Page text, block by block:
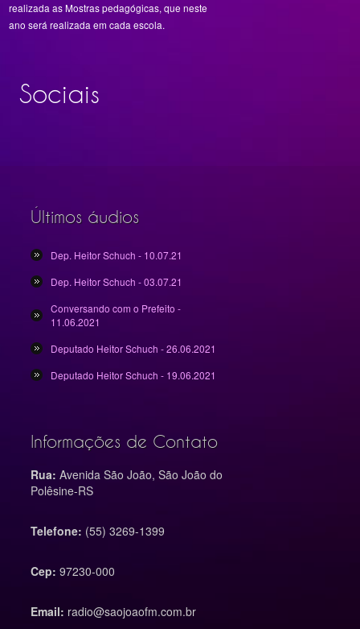
realizada as Mostras pedagógicas, que neste
ano será realizada em cada escola.
Sociais
Últimos áudios
Dep. Heitor Schuch - 10.07.21
Dep. Heitor Schuch - 03.07.21
Conversando com o Prefeito -
11.06.2021
Deputado Heitor Schuch - 26.06.2021
Deputado Heitor Schuch - 19.06.2021
Informações de Contato
Rua: Avenida São João, São João do
Polêsine-RS
Telefone: (55) 3269-1399
Cep: 97230-000
Email: radio@saojoaofm.com.br